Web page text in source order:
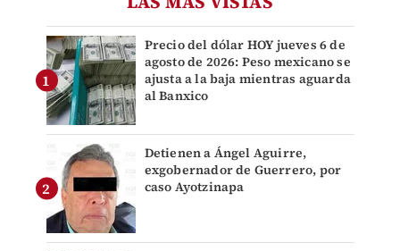
Precio del dólar HOY jueves 6 de
agosto de 2026: Peso mexicano se
ajusta a la baja mientras aguarda
al Banxico
Detienen a Ángel Aguirre,
exgobernador de Guerrero, por
caso Ayotzinapa